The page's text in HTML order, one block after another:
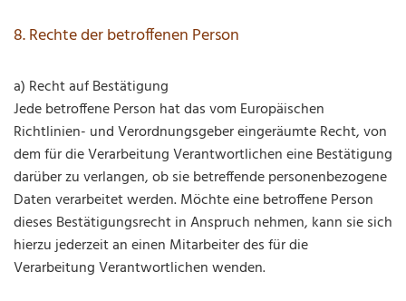
8. Rechte der betroffenen Person
a) Recht auf Bestätigung
Jede betroffene Person hat das vom Europäischen
Richtlinien- und Verordnungsgeber eingeräumte Recht, von
dem für die Verarbeitung Verantwortlichen eine Bestätigung
darüber zu verlangen, ob sie betreffende personenbezogene
Daten verarbeitet werden. Möchte eine betroffene Person
dieses Bestätigungsrecht in Anspruch nehmen, kann sie sich
hierzu jederzeit an einen Mitarbeiter des für die
Verarbeitung Verantwortlichen wenden.